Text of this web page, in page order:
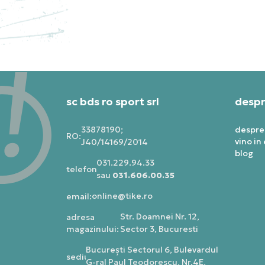
sc bds ro sport srl
RO:
33878190;
J40/14169/2014
telefon:
031.229.94.33
sau 031.606.00.35
email:online@tike.ro
adresa
magazinului:
Str. Doamnei Nr. 12,
Sector 3, Bucuresti
sediu
Bucureşti Sectorul 6, Bulevardul
G-ral Paul Teodorescu, Nr.4E,
vino in
blog